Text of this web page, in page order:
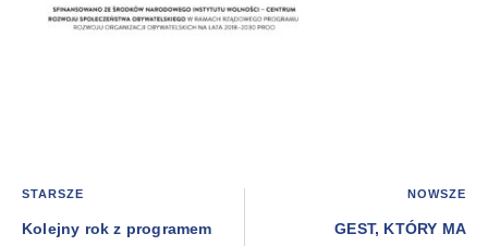
STARSZE
Kolejny rok z programem
NOWSZE
GEST, KTÓRY MA